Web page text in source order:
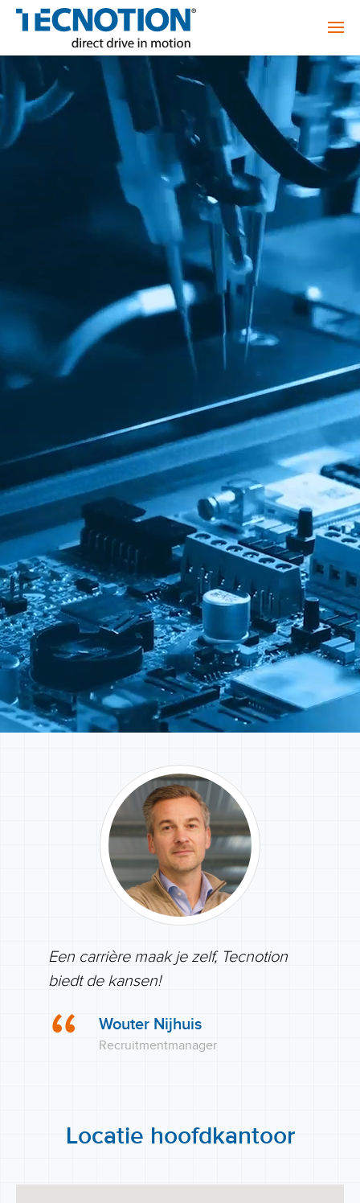
Een carrière maak je zelf, Tecnotion
biedt de kansen!
“ Wouter Nijhuis
Recruitmentmanager
Locatie hoofdkantoor